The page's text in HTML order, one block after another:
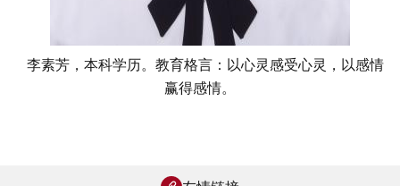
李素芳，本科学历。 教育格言：以心灵感受心灵，以感情
赢得感情。